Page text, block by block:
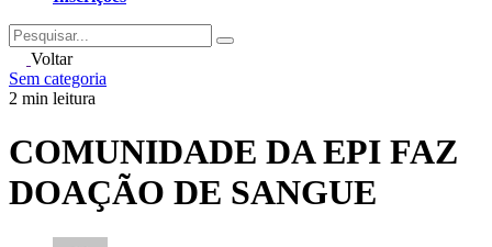
Search
forVoltar
Sem categoria
2 min leitura
COMUNIDADE DA EPI FAZ
DOAÇÃO DE SANGUE